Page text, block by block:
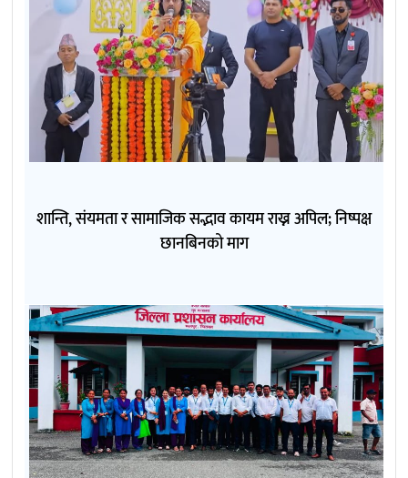
शान्ति, संयमता र सामाजिक सद्भाव कायम राख्न अपिल; निष्पक्ष
छानबिनको माग